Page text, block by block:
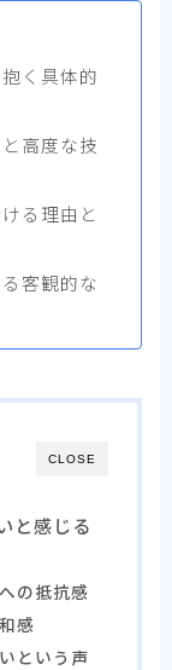
く具体的
高度な技
る理由と
客観的な
CLOSE
と感じる
の抵抗感
感
という声